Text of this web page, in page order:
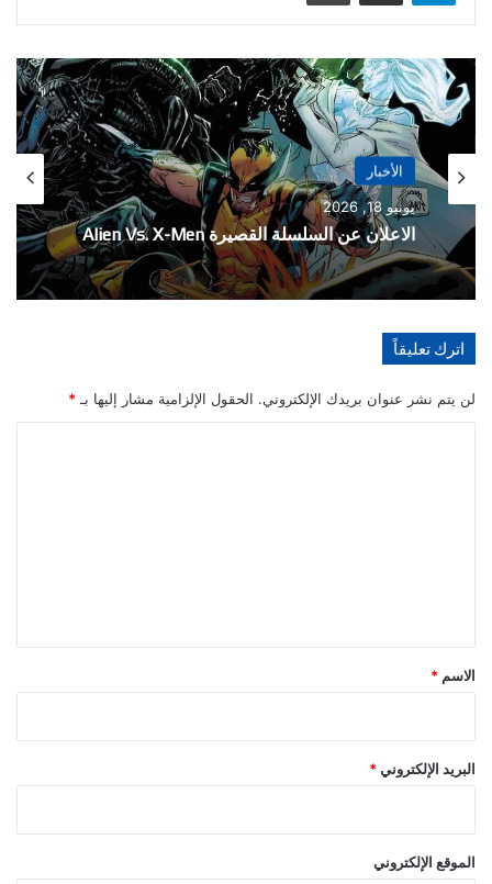
الأخبار
يونيو 18, 2026
الاعلان عن السلسلة القصيرة Alien Vs. X-Men
الأخبار
مايو 21, 2026
Amazing Spider-Man
اترك تعليقاً
لن يتم نشر عنوان بريدك الإلكتروني. الحقول الإلزامية مشار إليها بـ *
*
الاسم *
البريد الإلكتروني *
الموقع الإلكتروني